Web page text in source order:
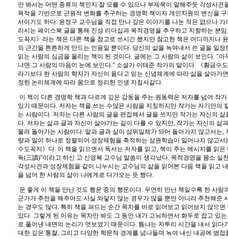
만 봐서는 어떤 종류의 책인지 잘 모를 수 있으나 부제목이 말해주듯 각성사건
목적을 기반으로 근원적 변화를 추구하는 경영학 책이자 개인차원의 변신을
서이기도 하다. 윤정구 교수님을 직접 만나 깊은 이야기를 나눈 적은 없으나
리시는 페이스북 글을 통해 진성 리더십과 목적경영을 추구하고 지향하는 분
도꼭지 》 라는 책은 다른 책을 참고로 쓰시긴 했지만 참고한 책은 어디까지나
의 근간을 튼튼하게 만드는 인용일 뿐이다. 당신의 삶을 녹여내서 쓴 글을 일
읽는 사람의 심금을 울리는 책이 된 것이다. 글에는 그 사람의 삶이 보인다. "아
나면 그 사람의 마음이 눈에 보인다." 소설가 이태준 작가의 말이다. 《황금수
라기보다 한 사람의 학자가 자신이 옮다고 믿는 신념체계에 따라 삶을 살아가
정한 논리체계에 따라 몸으로 정리한 인생 지침서같다.
이 책이 다른 경영학 책과 다르게 깊은 감동을 주는 원동력은 저자를 넘어 작
있기 때문이다. 저자는 책을 쓰는 수많은 사람을 지칭하지만 작가는 자기만의
는 사람이다. 저자는 다른 사람의 글을 편집해서 글을 쓰지만 작가는 자신의
다. 저자는 삶과 글과 자신이 살아가는 길이 다를 수 있지만, 작가는 자신의 삶
물려 돌아가는 사람이다. 말과 글과 삶이 삼위일체가 돠어 돌아가지 않고서는,
량과 일이 하나로 정렬되어 성장체험을 축적하는 삼원학습이 일어나지 않고
수도꼭지 》 다. 이 책을 읽으면서 독서는 저자를 읽고, 책이 주는 메시지를 읽은
독(三讀)”이라고 하신 고 신영복 교수님 말씀이 생각났다. 목적경영을 몸소 실
각성사건과 성장체험을 같이 나누시는 교수님의 삶을 읽어본 다음 책을 읽고
을 넘어 한 사람의 삶이 나에게로 다가오는 듯 했다.
운 좋게 이 책을 만난 것도 행운 중의 행운이다. 우연히 만난 책일수록 한 사람
군가가 추천을 해주어도 사실 와닿지 않는 경우가 많을 뿐만 아니라 추천해준
는 경우도 많다. 특히 책을 펴드는 순간 목차를 바로 읽어보고 읽어보지 않으
았다. 그렇게 된 이유는 목차만 봐도 그 동안 내가 고뇌하면서 화두로 잡고 있
로 풀어낸 내면의 논리가 엿보였기 때문이다. 틈나는 자투리 시간을 내서 읽다
대한 깊은 통찰, 그리고 다양한 학문적 경계를 넘나들며 녹여 내신 내공에 범